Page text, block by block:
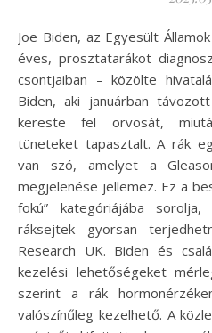
Joe Biden, az Egyesült Államok korábbi elnöke, aki már 82
éves, prosztatarákot
csontjaiban – közölte
Biden, aki januárban
kereste fel orvosát,
tüneteket tapasztalt. A rák
van szó, amelyet a
megjelenése jellemez. Ez a
fokú” kategóriájába
ráksejtek gyorsan
Research UK. Biden és
kezelési lehetőségeket
szerint a rák
valószínűleg kezelhető. A